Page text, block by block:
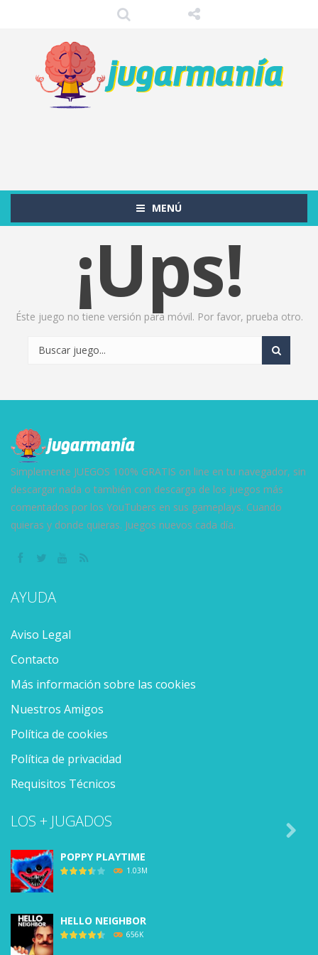
MENÚ
¡Ups!
Éste juego no tiene versión para móvil. Por favor, prueba otro.
Simplemente JUEGOS 100% GRATIS on line en tu navegador, sin
descargar nada o también con descarga de los juegos más
comentados por los YouTubers en sus gameplays. Cuando
quieras y donde quieras. Juegos nuevos cada día.
AYUDA
Aviso Legal
Contacto
Más información sobre las cookies
Nuestros Amigos
Política de cookies
Política de privacidad
Requisitos Técnicos
LOS + JUGADOS
POPPY PLAYTIME
1.03M
HELLO NEIGHBOR
656K
